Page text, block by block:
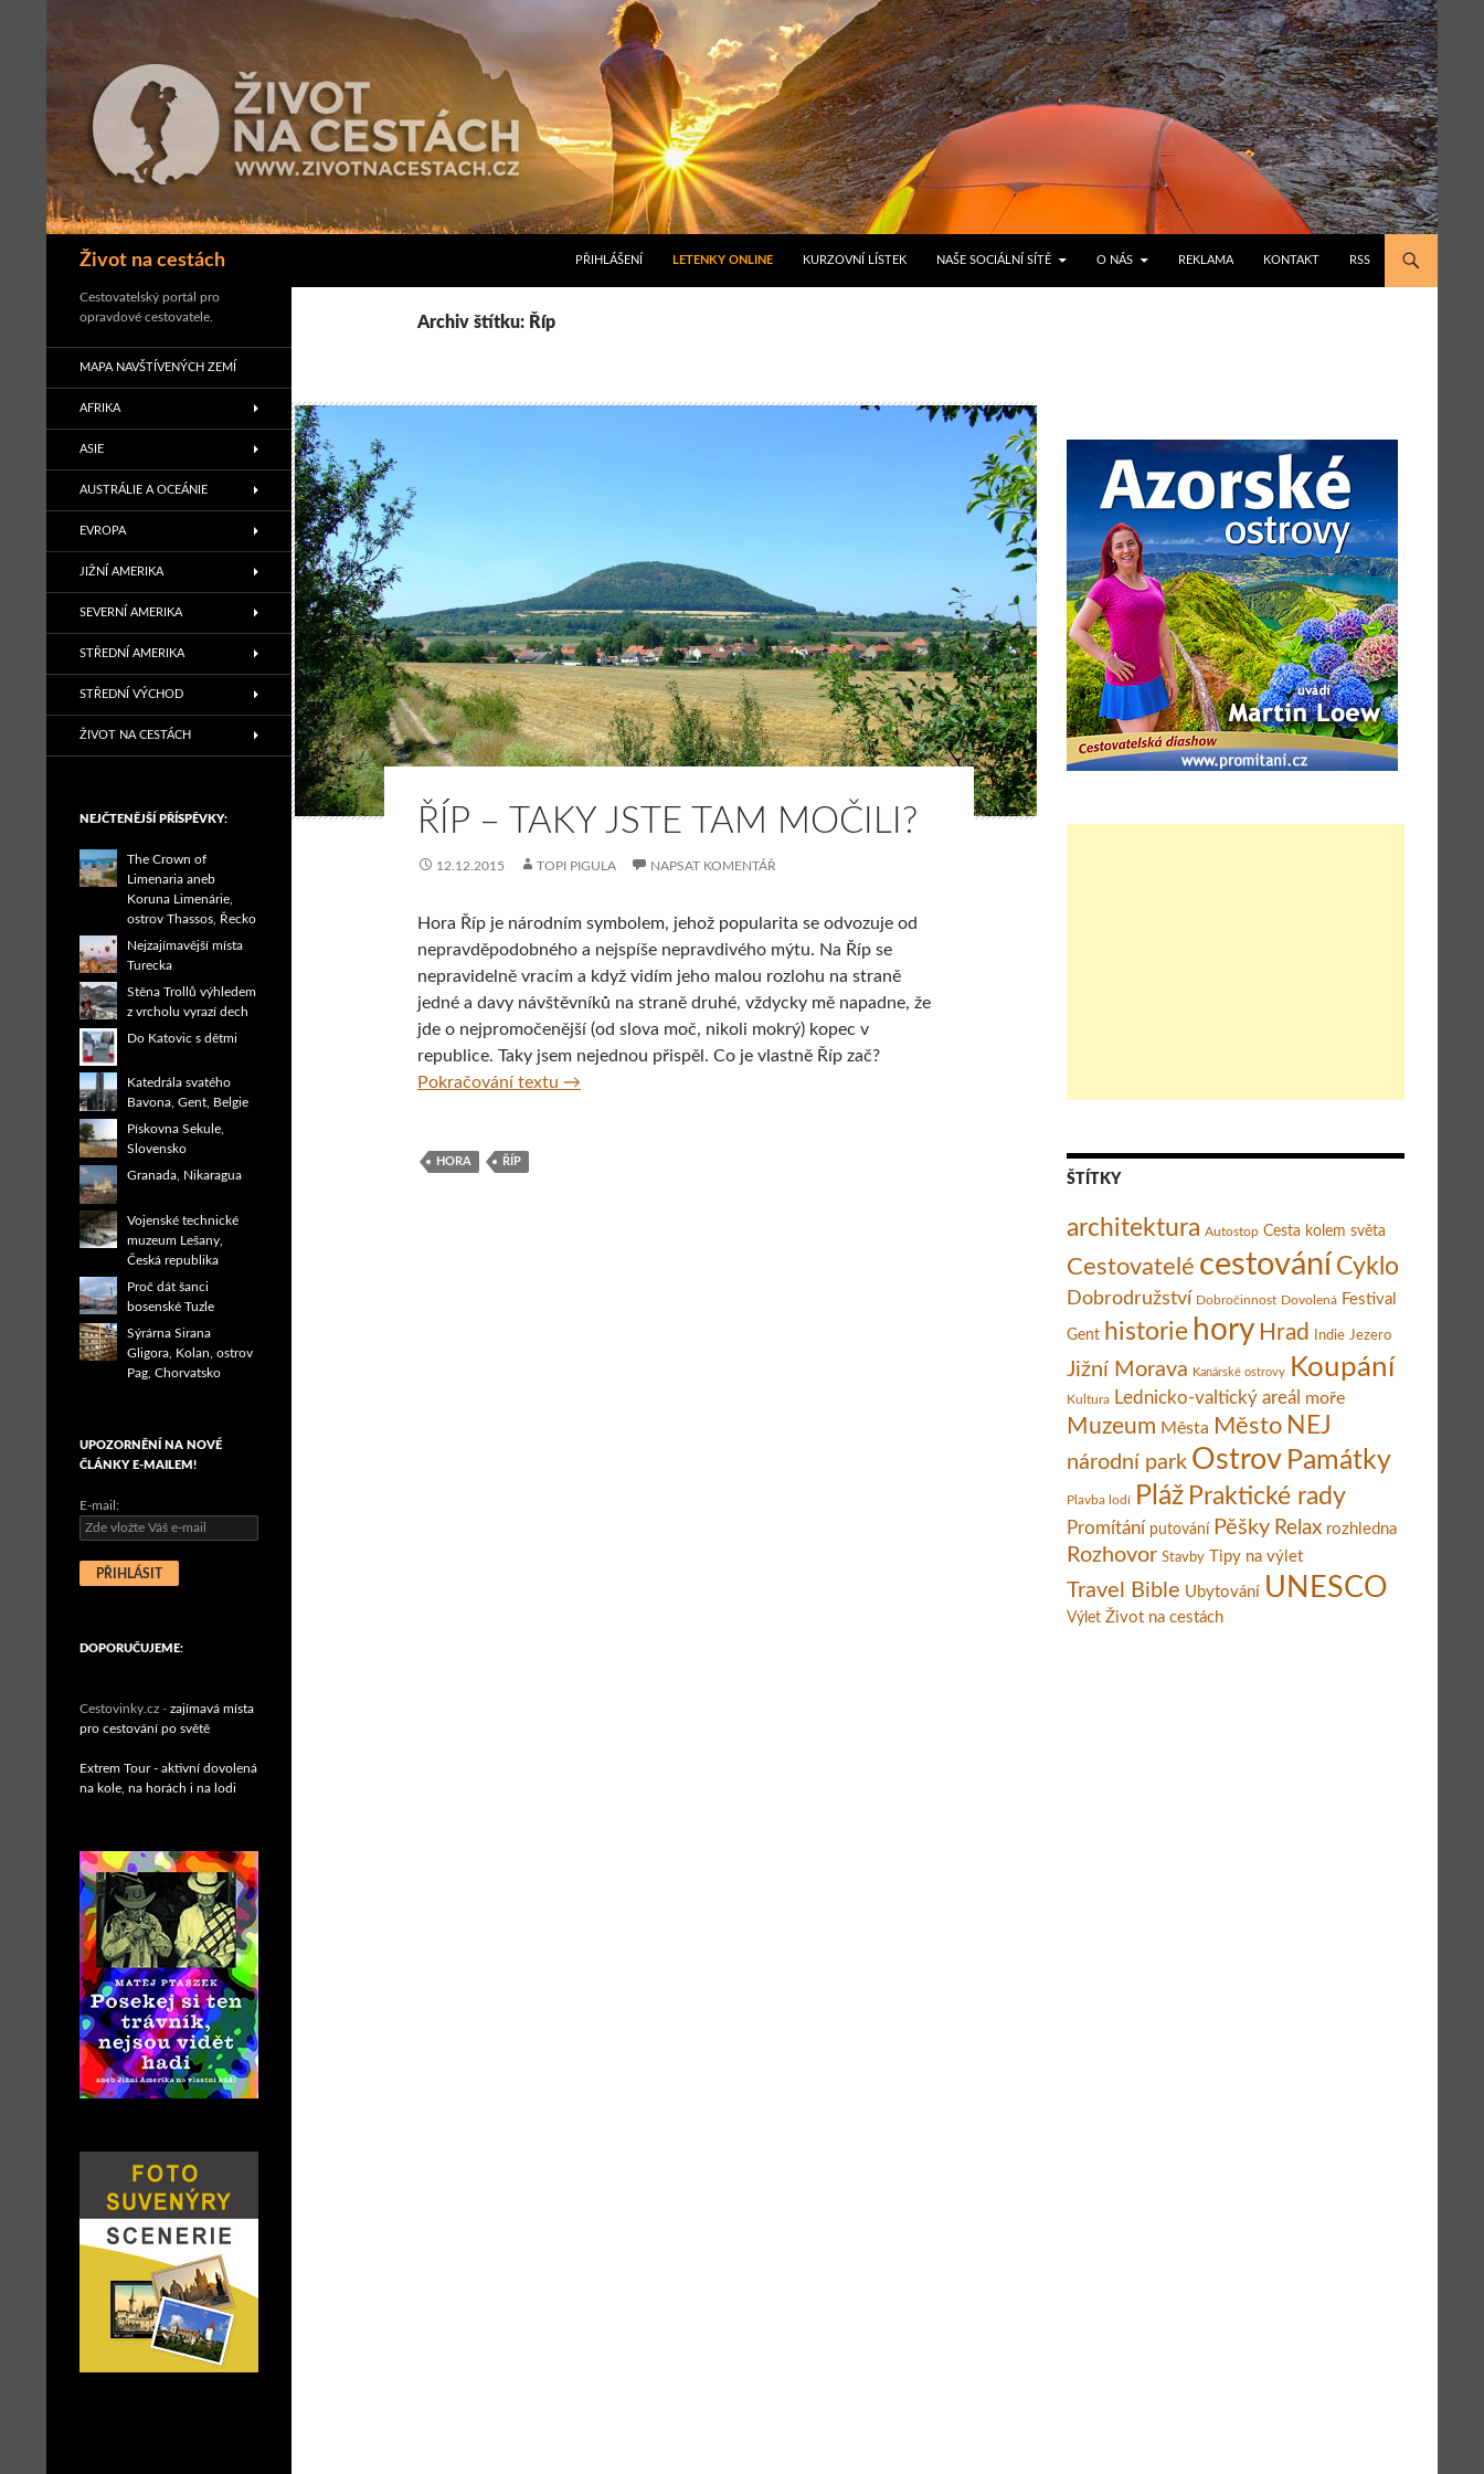
Život na cestách
Hledat
PŘIHLÁŠENÍ LETENKY ONLINE KURZOVNÍ LÍSTEK NAŠE SOCIÁLNÍ SÍTĚ O NÁS REKLAMA KONTAKT RSS
Archiv štítku: Říp
ŘÍP – TAKY JSTE TAM MOČILI?
12.12.2015 TOPI PIGULA NAPSAT KOMENTÁŘ
Hora Říp je národním symbolem, jehož popularita se odvozuje od
nepravděpodobného a nejspíše nepravdivého mýtu. Na Říp se
nepravidelně vracím a když vidím jeho malou rozlohu na straně
jedné a davy návštěvníků na straně druhé, vždycky mě napadne, že
jde o nejpromočenější (od slova moč, nikoli mokrý) kopec v
republice. Taky jsem nejednou přispěl. Co je vlastně Říp zač?
Pokračování textu Říp – Taky jste tam močili?
→
HORA ŘÍP
ŠTÍTKY
architektura Autostop Cesta kolem světa
Cestovatelé cestování Cyklo
Dobrodružství Dobročinnost Dovolená Festival
Gent historie hory Hrad Indie Jezero
Jižní Morava Kanárské ostrovy Koupání
Kultura Lednicko-valtický areál moře
Muzeum Města Město NEJ
národní park Ostrov Památky
Plavba lodí Pláž Praktické rady
Promítání putování Pěšky Relax rozhledna
Rozhovor Stavby Tipy na výlet
Travel Bible Ubytování UNESCO
Výlet Život na cestách
Cestovatelský portál pro
opravdové cestovatele.
MAPA NAVŠTÍVENÝCH ZEMÍ
AFRIKA
ASIE
AUSTRÁLIE A OCEÁNIE
EVROPA
JIŽNÍ AMERIKA
SEVERNÍ AMERIKA
STŘEDNÍ AMERIKA
STŘEDNÍ VÝCHOD
ŽIVOT NA CESTÁCH
NEJČTENĚJŠÍ PŘÍSPĚVKY:
The Crown of
Limenaria aneb
Koruna Limenárie,
ostrov Thassos, Řecko
Nejzajímavější místa
Turecka
Stěna Trollů výhledem
z vrcholu vyrazí dech
Do Katovic s dětmi
Katedrála svatého
Bavona, Gent, Belgie
Pískovna Sekule,
Slovensko
Granada, Nikaragua
Vojenské technické
muzeum Lešany,
Česká republika
Proč dát šanci
bosenské Tuzle
Sýrárna Sirana
Gligora, Kolan, ostrov
Pag, Chorvatsko
UPOZORNĚNÍ NA NOVÉ
ČLÁNKY E-MAILEM!
E-mail:
DOPORUČUJEME:
Cestovinky.cz - zajímavá místa
pro cestování po světě
Extrem Tour - aktivní dovolená
na kole, na horách i na lodi